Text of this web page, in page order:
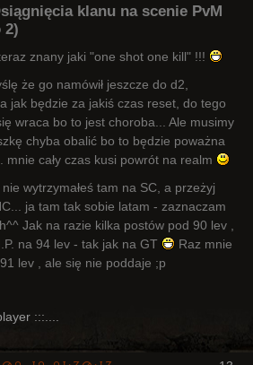
klanu na scenie PvM
2)
znany jaki "one shot one kill" !!!
że go namówił jeszcze do d2,
jak będzie za jakiś czas reset, do tego
wraca bo to jest choroba... Ale musimy
chyba obalić bo to będzie poważna
mnie cały czas kusi powrót na realm
wytrzymałeś tam na SC, a przeżyj
ja tam tak sobie latam - zaznaczam
Jak na razie kilka postów pod 90 lev ,
na 94 lev - tak jak na GT
Raz mnie
lev , ale się nie poddaje ;p
:::....